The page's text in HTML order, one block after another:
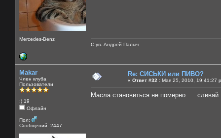
Mercedes-Benz
С ув. Андрей Палыч
Makar
Член клуба
Пользователи
:) 19
Офлайн
Пол:
Сообщений: 2447
Re: СИСЬКИ или ПИВО?
« Ответ #32 : Мая 25, 2010, 19:41:27
Масла становиться не померно